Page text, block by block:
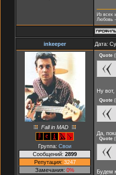
Из всех
Любовь -
inkeeper Дата:
Fall in MAD
Группа: Свои
Сообщений: 2899
Репутация: 3247
Замечания: 0%
Quote (
Ну
Quote (
Да,
Quote (
Будем